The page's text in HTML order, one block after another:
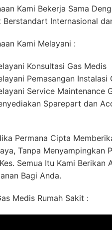
Kami Bekerja Sama
Berstandart Internasional
Kami Melayani :
Konsultasi Gas Medis
Pemasangan Instalasi
Service Maintenance
Sparepart dan
Permana Cipta
Tanpa Menyampingkan
Semua Itu Kami
Bagi Anda.
Medis Rumah Sakit :